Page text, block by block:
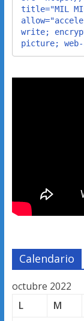
title="MIL
write;
picture;
Calendario
octubre 2022
L
M